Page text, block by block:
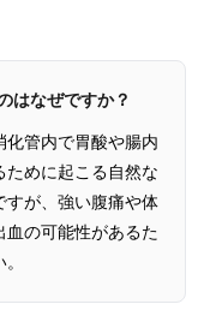
はなぜですか？
化管内で胃酸や腸内
ために起こる自然な
すが、強い腹痛や体
血の可能性があるた